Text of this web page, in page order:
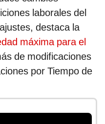
laborales del
destaca la
máxima para el
de modificaciones
por Tiempo de